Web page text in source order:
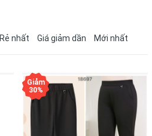
Rẻ nhất Giá giảm dần Mới nhất